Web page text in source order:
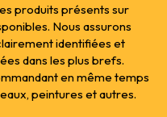
produits présents sur
Nous assurons
identifiées et
dans les plus brefs.
en même temps
peintures et autres.